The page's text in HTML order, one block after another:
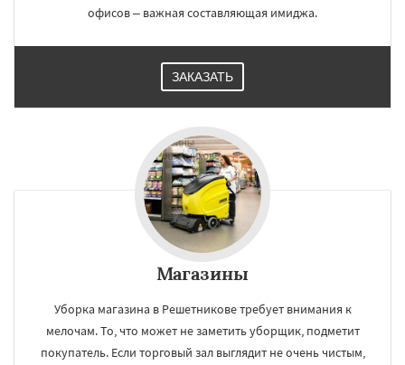
офисов – важная составляющая имиджа.
ЗАКАЗАТЬ
Магазины
Уборка магазина в Решетникове требует внимания к
мелочам. То, что может не заметить уборщик, подметит
покупатель. Если торговый зал выглядит не очень чистым,